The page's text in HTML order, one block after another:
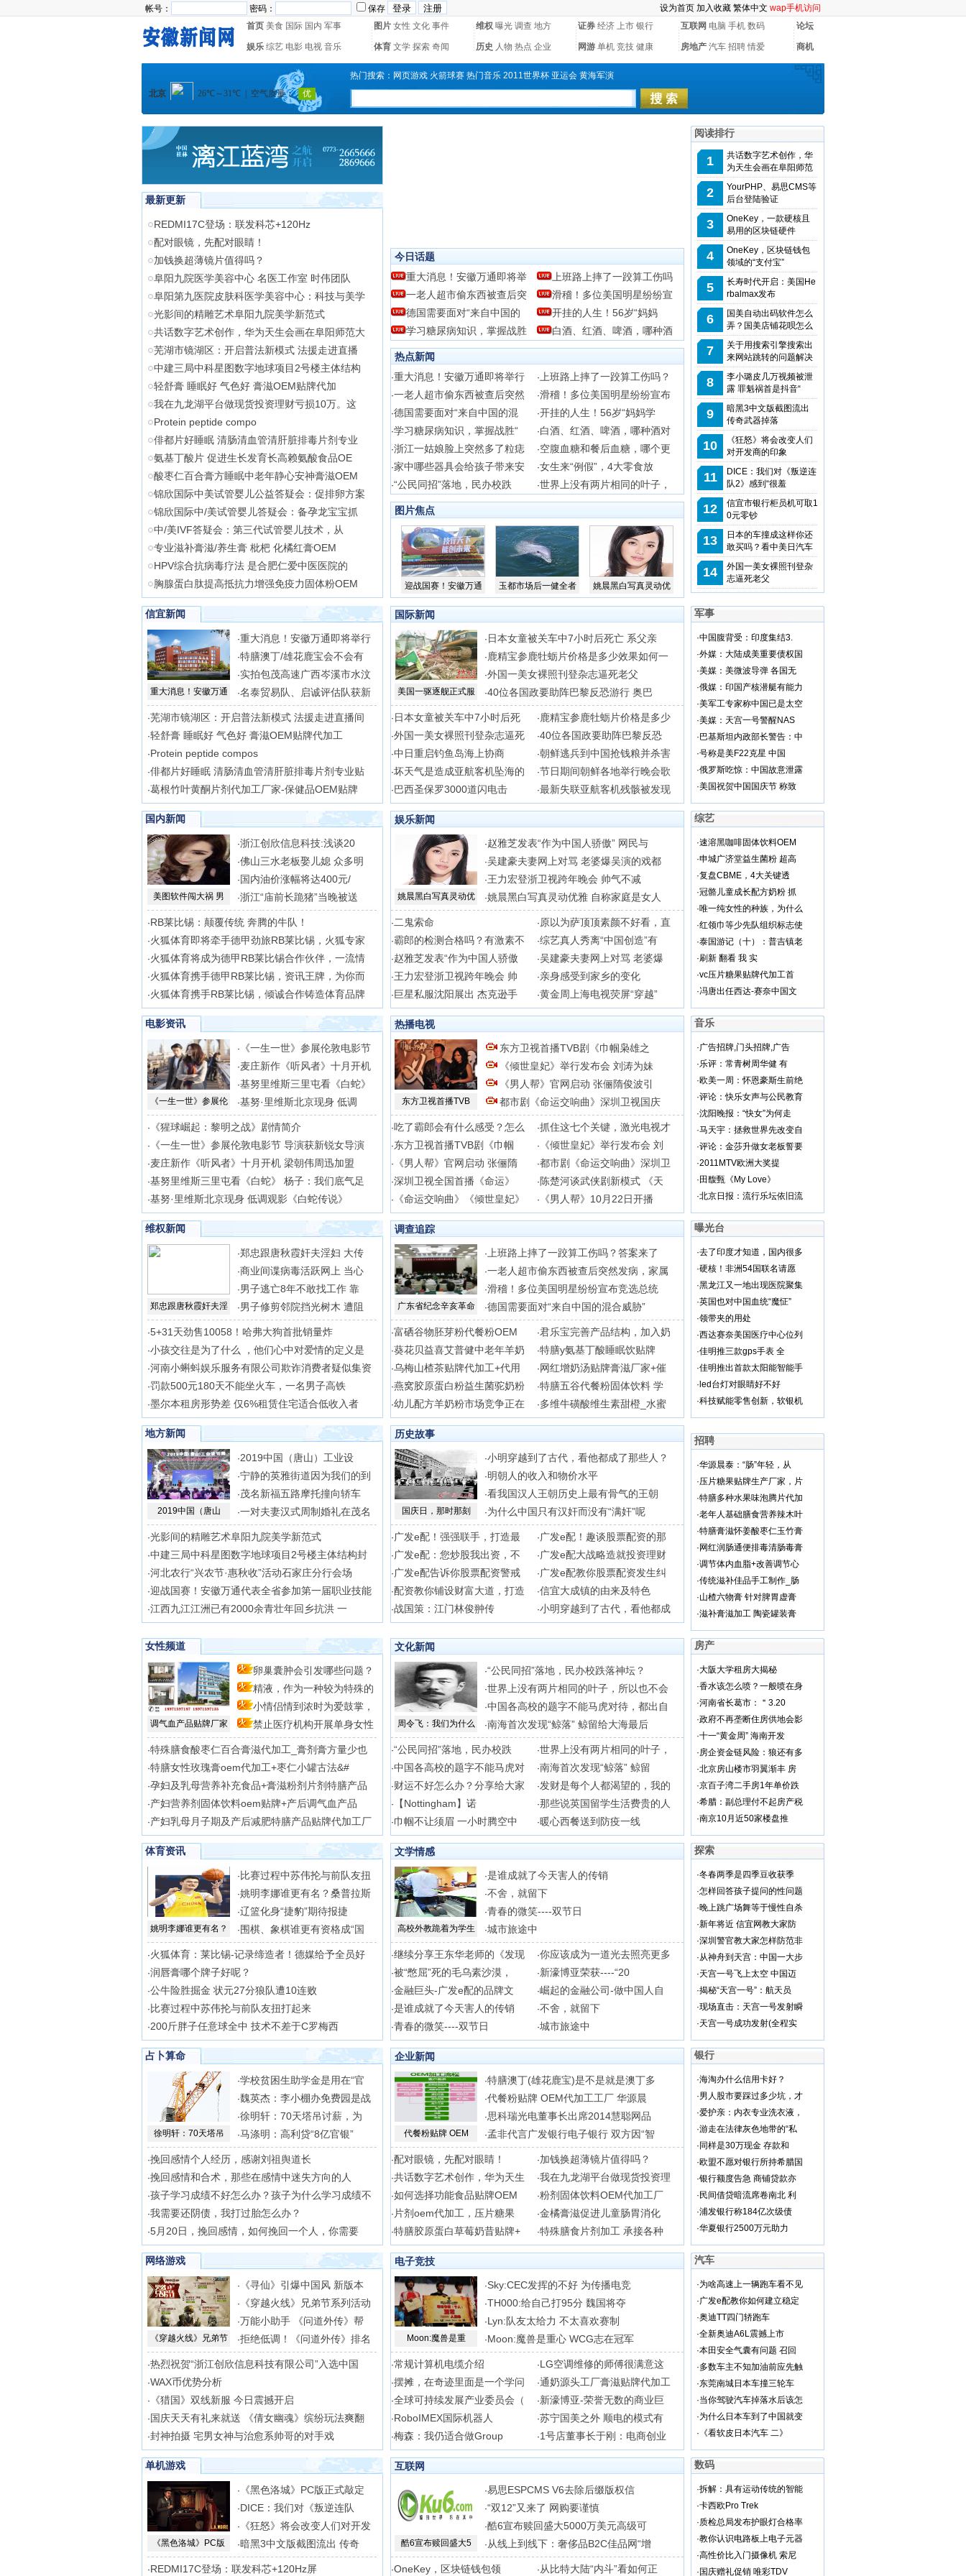
帐号： 密码： 保存 设为首页 加入收藏 繁体中文 wap手机访问
首页 美食 国际 国内 军事 图片 女性 文化 事件 维权 曝光 调查 地方 证券 经济 上市 银行 互联网 电脑 手机 数码 论坛
娱乐 综艺 电影 电视 音乐 体育 文学 探索 奇闻 历史 人物 热点 企业 网游 单机 竞技 健康 房地产 汽车 招聘 情爱 商机
热门搜索： 网页游戏 火箭球赛 热门音乐 2011世界杯 亚运会 黄海军演
最新更新
REDMI17C登场：联发科芯+120Hz
配对眼镜，先配对眼睛！
加钱换超薄镜片值得吗？
阜阳九院医学美容中心 名医工作室 时伟团队
阜阳第九医院皮肤科医学美容中心：科技与美学
光影间的精雕艺术阜阳九院美学新范式
共话数字艺术创作，华为天生会画在阜阳师范大
芜湖市镜湖区：开启普法新模式 法援走进直播
中建三局中科星图数字地球项目2号楼主体结构
轻舒膏 睡眠好 气色好 膏滋OEM贴牌代加
我在九龙湖平台做现货投资理财亏损10万。这
Protein peptide compo
俳都片好睡眠 清肠清血管清肝脏排毒片剂专业
氨基丁酸片 促进生长发育长高赖氨酸食品OE
酸枣仁百合膏方睡眠中老年静心安神膏滋OEM
锦欣国际中美试管婴儿公益答疑会：促排卵方案
锦欣国际中/美试管婴儿答疑会：备孕龙宝宝抓
中/美IVF答疑会：第三代试管婴儿技术，从
专业滋补膏滋/养生膏 枇杷 化橘红膏OEM
HPV综合抗病毒疗法 是合肥仁爱中医医院的
胸腺蛋白肽提高抵抗力增强免疫力固体粉OEM
今日话题
重大消息！安徽万通即将举
上班路上摔了一跤算工伤吗
一老人超市偷东西被查后突
滑稽！多位美国明星纷纷宣
德国需要面对“来自中国的
开挂的人生！56岁“妈妈
学习糖尿病知识，掌握战胜
白酒、红酒、啤酒，哪种酒
热点新闻
·重大消息！安徽万通即将举行 · 上班路上摔了一跤算工伤吗？
·一老人超市偷东西被查后突然 ·滑稽！多位美国明星纷纷宣布
·德国需要面对“来自中国的混 ·开挂的人生！56岁“妈妈学
·学习糖尿病知识，掌握战胜“ ·白酒、红酒、啤酒，哪种酒对
·浙江一姑娘脸上突然多了粒痣 ·空腹血糖和餐后血糖，哪个更
·家中哪些器具会给孩子带来安 ·女生来“例假”，4大零食放
·“公民同招”落地，民办校跌 ·世界上没有两片相同的叶子，
图片焦点
迎战国赛！安徽万通 玉都市场后一健全者 姚晨黑白写真灵动优
阅读排行
1
共话数字艺术创作，华
为天生会画在阜阳师范
2
YourPHP、易思CMS等
后台登陆验证
3
OneKey，一款硬核且
易用的区块链硬件
4
OneKey，区块链钱包
领域的“支付宝”
5
长寿时代开启：美国He
rbalmax发布
6
国美自动出码软件怎么
弄？国美店铺花呗怎么
7
关于用搜索引擎搜索出
来网站跳转的问题解决
8
李小璐皮几万视频被泄
露 罪魁祸首是抖音“
9
暗黑3中文版截图流出
传奇武器掉落
10
《狂怒》将会改变人们
对开发商的印象
11
DICE：我们对《叛逆连
队2》感到“很羞
12
信宜市银行柜员机可取1
0元零钞
13
日本的车撞成这样你还
敢买吗？看中美日汽车
14
外国一美女裸照刊登杂
志逼死老父
信宜新闻
重大消息！安徽万通
·重大消息！安徽万通即将举行
·特膳澳丁/雄花鹿宝会不会有
·实拍包茂高速广西岑溪市水汶
·名泰贸易队、启诚评估队获新
·芜湖市镜湖区：开启普法新模式 法援走进直播间
·轻舒膏 睡眠好 气色好 膏滋OEM贴牌代加工
·Protein peptide compos
·俳都片好睡眠 清肠清血管清肝脏排毒片剂专业贴
·葛根竹叶黄酮片剂代加工厂家-保健品OEM贴牌
国际新闻
美国一驱逐舰正式服
· 日本女童被关车中7小时后死亡 系父亲
· 鹿精宝参鹿牡蛎片价格是多少效果如何一
·外国一美女裸照刊登杂志逼死老父
·40位各国政要助阵巴黎反恐游行 奥巴
· 日本女童被关车中7小时后死 · 鹿精宝参鹿牡蛎片价格是多少
·外国一美女裸照刊登杂志逼死 ·40位各国政要助阵巴黎反恐
·中日重启钓鱼岛海上协商 ·朝鲜逃兵到中国抢钱粮并杀害
·坏天气是造成亚航客机坠海的 ·节日期间朝鲜各地举行晚会歌
·巴西圣保罗3000道闪电击 ·最新失联亚航客机残骸被发现
军事
·中国腹背受：印度集结3.
·外媒：大陆成美重要债权国
·美媒：美微波导弹 各国无
·俄媒：印国产核潜艇有能力
·美军工专家称中国已是太空
·美媒：天宫一号警醒NAS
· 巴基斯坦内政部长警告：中
·号称是美F22克星 中国
·俄罗斯吃惊：中国故意泄露
·美国祝贺中国国庆节 称致
国内新闻
美图软件闯大祸 男
·浙江创欣信息科技:浅谈20
·佛山三水老板娶儿媳 众多明
· 国内油价涨幅将达400元/
·浙江“庙前长跪猪”当晚被送
·RB莱比锡：颠覆传统 奔腾的牛队！
·火狐体育即将牵手德甲劲旅RB莱比锡，火狐专家
·火狐体育将成为德甲RB莱比锡合作伙伴，一流情
·火狐体育携手德甲RB莱比锡，资讯王牌，为你而
·火狐体育携手RB莱比锡，倾诚合作铸造体育品牌
娱乐新闻
姚晨黑白写真灵动优
·赵雅芝发表“作为中国人骄傲” 网民与
·吴建豪夫妻网上对骂 老婆爆吴演的戏都
·王力宏登浙卫视跨年晚会 帅气不减
·姚晨黑白写真灵动优雅 自称家庭是女人
· 二鬼索命 · 原以为萨顶顶素颜不好看，直
·霸郎的检测合格吗？有激素不 ·综艺真人秀离“中国创造”有
·赵雅芝发表“作为中国人骄傲 ·吴建豪夫妻网上对骂 老婆爆
·王力宏登浙卫视跨年晚会 帅 ·亲身感受到家乡的变化
·巨星私服沈阳展出 杰克逊手 ·黄金周上海电视荧屏“穿越”
综艺
·速溶黑咖啡固体饮料OEM
·申城广济堂益生菌粉 超高
·复盘CBME，4大关键透
·冠骼儿童成长配方奶粉 抓
·唯一纯女性的种族，为什么
·红领巾等少先队组织标志使
·泰国游记（十）：普吉镇老
·刷新 翻看 我 实
·vc压片糖果贴牌代加工首
·冯唐出任西达-赛奈中国文
电影资讯
《一生一世》参展伦
· 《一生一世》参展伦敦电影节
·麦庄新作《听风者》十月开机
·基努里维斯三里屯看《白蛇》
·基努·里维斯北京现身 低调
· 《猩球崛起：黎明之战》剧情简介
· 《一生一世》参展伦敦电影节 导演获新锐女导演
·麦庄新作《听风者》十月开机 梁朝伟周迅加盟
·基努里维斯三里屯看《白蛇》 杨子：我们底气足
·基努·里维斯北京现身 低调观影《白蛇传说》
热播电视
东方卫视首播TVB
东方卫视首播TVB剧《巾帼枭雄之
《倾世皇妃》举行发布会 刘涛为妹
《男人帮》官网启动 张俪隋俊波引
都市剧《命运交响曲》深圳卫视国庆
·吃了霸郎会有什么感受？怎么 ·抓住这七个关键，激光电视才
·东方卫视首播TVB剧《巾帼 · 《倾世皇妃》举行发布会 刘
· 《男人帮》官网启动 张俪隋 ·都市剧《命运交响曲》深圳卫
·深圳卫视全国首播《命运》 · 陈楚河谈武侠剧新模式 《天
· 《命运交响曲》《倾世皇妃》 · 《男人帮》10月22日开播
音乐
·广告招牌,门头招牌,广告
·乐评：常青树周华健 有
·欧美一周：怀恩豪斯生前绝
·评论：快乐女声与公民教育
·沈阳晚报：“快女”为何走
·马天宇：拯救世界先改变自
·评论：金莎升做女老板誓要
·2011MTV欧洲大奖提
· 田馥甄《My Love》
·北京日报：流行乐坛依旧流
维权新闻
郑忠跟唐秋霞奸夫淫
·郑忠跟唐秋霞奸夫淫妇 大传
·商业间谍病毒活跃网上 当心
·男子逃亡8年不敢找工作 靠
·男子修剪邻院挡光树木 遭阻
·5+31天劲售10058！哈弗大狗首批销量炸
·小孩交往是为了什么 ，他们心中对爱情的定义是
·河南小蝌蚪娱乐服务有限公司欺诈消费者疑似集资
·罚款500元180天不能坐火车，一名男子高铁
·墨尔本租房形势差 仅6%租赁住宅适合低收入者
调查追踪
广东省纪念辛亥革命
· 上班路上摔了一跤算工伤吗？答案来了
·一老人超市偷东西被查后突然发病，家属
·滑稽！多位美国明星纷纷宣布竞选总统
·德国需要面对“来自中国的混合威胁”
·富硒谷物胚芽粉代餐粉OEM ·君乐宝完善产品结构，加入奶
·葵花贝益喜艾普健中老年羊奶 ·特膳y氨基丁酸睡眠饮贴牌
·乌梅山楂茶贴牌代加工+代用 ·网红增奶汤贴牌膏滋厂家+催
·燕窝胶原蛋白粉益生菌驼奶粉 ·特膳五谷代餐粉固体饮料 学
·幼儿配方羊奶粉市场竞争正在 ·多维牛磺酸维生素甜橙_水蜜
曝光台
·去了印度才知道，国内很多
·硬核！非洲54国联名请愿
·黑龙江又一地出现医院聚集
·英国也对中国血统“魔怔”
·领带夹的用处
·西达赛奈美国医疗中心位列
·佳明推三款gps手表 全
·佳明推出首款太阳能智能手
· led台灯对眼睛好不好
·科技赋能零售创新，软银机
地方新闻
2019中国（唐山
·2019中国（唐山）工业设
·宁静的英雅街道因为我们的到
·茂名新福五路摩托撞向轿车
·一对夫妻汉式周制婚礼在茂名
·光影间的精雕艺术阜阳九院美学新范式
·中建三局中科星图数字地球项目2号楼主体结构封
·河北农行“兴农节·惠秋收”活动石家庄分行会场
·迎战国赛！安徽万通代表全省参加第一届职业技能
·江西九江江洲已有2000余青壮年回乡抗洪 一
历史故事
国庆日，那时那刻
·小明穿越到了古代，看他都成了那些人？
·明朝人的收入和物价水平
·看我国汉人王朝历史上最有骨气的王朝
·为什么中国只有汉奸而没有“满奸”呢
· 广发e配！强强联手，打造最 · 广发e配！趣谈股票配资的那
· 广发e配：您炒股我出资，不 · 广发e配大战略造就投资理财
· 广发e配告诉你股票配资警戒 · 广发e配教你股票配资发生纠
·配资教你铺设财富大道，打造 ·信宜大成镇的由来及特色
·战国策：江门林俊翀传 ·小明穿越到了古代，看他都成
招聘
·华源晨泰：“肠”年轻，从
·压片糖果贴牌生产厂家，片
·特膳多种水果味泡腾片代加
·老年人基础膳食营养辣木叶
·特膳膏滋怀姜酸枣仁玉竹膏
· 网红润肠通便排毒清肠毒膏
·调节体内血脂+改善调节心
·传统滋补佳品手工制作_肠
·山楂六物膏 针对脾胃虚膏
·滋补膏滋加工 陶瓷罐装膏
女性频道
调气血产品贴牌厂家
卵巢囊肿会引发哪些问题？
自 精液，作为一种较为特殊的
体 小情侣情到浓时为爱鼓掌，
时 禁止医疗机构开展单身女性
冻
·特殊膳食酸枣仁百合膏滋代加工_膏剂膏方量少也
·特膳女性玫瑰膏oem代加工+枣仁小罐古法&#
·孕妇及乳母营养补充食品+膏滋粉剂片剂特膳产品
·产妇营养剂固体饮料oem贴牌+产后调气血产品
·产妇乳母月子期及产后减肥特膳产品贴牌代加工厂
文化新闻
周令飞：我们为什么
·“公民同招”落地，民办校跌落神坛？
·世界上没有两片相同的叶子，所以也不会
·中国各高校的题字不能马虎对待，都出自
·南海首次发现“鲸落” 鲸留给大海最后
·“公民同招”落地，民办校跌 ·世界上没有两片相同的叶子，
·中国各高校的题字不能马虎对 ·南海首次发现“鲸落” 鲸留
·财运不好怎么办？分享给大家 ·发财是每个人都渴望的，我的
· 【Nottingham】诺 ·那些说英国留学生活费贵的人
·巾帼不让须眉 一小时腾空中 ·暖心西餐送到防疫一线
房产
·大阪大学租房大揭秘
·香水该怎么喷？一般喷在身
·河南省长葛市：＂3.20
·政府不再垄断住房供地会影
·十一“黄金周” 海南开发
·房企资金链风险：狼还有多
·北京房山楼市羽翼渐丰 房
·京百子湾二手房1年单价跌
·希腊：副总理付不起房产税
·南京10月近50家楼盘推
体育资讯
姚明李娜谁更有名？
· 比赛过程中苏伟抡与前队友扭
·姚明李娜谁更有名？桑普拉斯
·辽篮化身“捷豹”期待报捷
· 围棋、象棋谁更有资格成“国
·火狐体育：莱比锡-记录缔造者！德媒给予全员好
·润唇膏哪个牌子好呢？
·公牛险胜掘金 状元27分狼队遭10连败
· 比赛过程中苏伟抡与前队友扭打起来
·200斤胖子任意球全中 技术不差于C罗梅西
文学情感
高校外教跪着为学生
·是谁成就了今天害人的传销
·不舍，就留下
·青春的微笑----双节日
·城市旅途中
·继续分享王东华老师的《发现 ·你应该成为一道光去照亮更多
·被“憋屈”死的毛乌素沙漠， ·新濠博亚荣获----“20
·金融巨头-广发e配的品牌文 ·崛起的金融公司-做中国人自
·是谁成就了今天害人的传销 ·不舍，就留下
·青春的微笑----双节日 ·城市旅途中
探索
·冬春两季是四季豆收获季
·怎样回答孩子提问的性问题
·晚上跳广场舞等于慢性自杀
·新年将近 信宜网教大家防
·深圳警官教大家怎样防范非
·从神舟到天宫：中国一大步
·天宫一号飞上太空 中国迈
·揭秘“天宫一号”：航天员
·现场直击：天宫一号发射瞬
·天宫一号成功发射(全程实
占卜算命
徐明轩：70天塔吊
·学校贫困生助学金是用在“官
·魏英杰：李小棚办免费园是战
·徐明轩：70天塔吊讨薪，为
·马涤明：高利贷“8亿官银”
·挽回感情个人经历，感谢刘祖舆道长
·挽回感情和合术，那些在感情中迷失方向的人
·孩子学习成绩不好怎么办？孩子为什么学习成绩不
·我需要还阴债，我打过胎怎么办？
·5月20日，挽回感情，如何挽回一个人，你需要
企业新闻
代餐粉贴牌 OEM
·特膳澳丁(雄花鹿宝)是不是就是澳丁多
·代餐粉贴牌 OEM代加工工厂 华源晨
·思科瑞光电董事长出席2014慧聪网品
·孟非代言广发银行电子银行 双方因“智
·配对眼镜，先配对眼睛！ ·加钱换超薄镜片值得吗？
·共话数字艺术创作，华为天生 ·我在九龙湖平台做现货投资理
·如何选择功能食品贴牌OEM ·粉剂固体饮料OEM代加工厂
· 片剂oem代加工，压片糖果 ·金橘膏滋促进儿童肠胃消化
·特膳胶原蛋白草莓奶昔贴牌+ ·特殊膳食片剂加工 承接各种
银行
·海淘办什么信用卡好？
·男人股市要踩过多少坑，才
·爱护亲：内衣专业洗衣液，
·游走在法律灰色地带的“私
· 同样是30万现金 存款和
·欧盟不愿对银行所持希腊国
·银行额度告急 商铺贷款亦
· 民间借贷暗流席卷南北 利
·浦发银行称184亿次级债
·华夏银行2500万元助力
网络游戏
《穿越火线》兄弟节
· 《寻仙》引爆中国风 新版本
· 《穿越火线》兄弟节系列活动
·万能小助手 《问道外传》帮
·拒绝低调！《问道外传》排名
·热烈祝贺“浙江创欣信息科技有限公司”入选中国
·WAX币优势分析
· 《猎国》双线新服 今日震撼开启
· 国庆天天有礼来就送 《倩女幽魂》缤纷玩法爽翻
·封神拍摄 宅男女神与治愈系帅哥的对手戏
电子竞技
Moon:魔兽是重
·Sky:CEC发挥的不好 为传播电竞
·TH000:给自己打95分 魏国将夺
·Lyn:队友太给力 不太喜欢赛制
·Moon:魔兽是重心 WCG志在冠军
·常规计算机电缆介绍 ·LG空调维修的师傅很满意这
·摆摊，在奇迹里面是一个学问 ·通奶源头工厂膏滋贴牌代加工
·全球可持续发展产业委员会（ ·新濠博亚-荣誉无数的商业巨
·RoboIMEX国际机器人 ·苏宁国美之外 顺电的模式有
·梅森：我仍适合做Group ·1号店董事长于刚：电商创业
汽车
·为啥高速上一辆跑车看不见
·广发e配教你如何建立稳定
·奥迪TT四门轿跑车
·全新奥迪A6L震撼上市
·本田安全气囊有问题 召回
·多数车主不知加油前应先触
·东莞南城日本车撞三轮车
·当你驾驶汽车掉落水后该怎
·为什么日本车到了中国就变
· 《看软皮日本汽车 二》
单机游戏
《黑色洛城》PC版
· 《黑色洛城》PC版正式敲定
·DICE：我们对《叛逆连队
· 《狂怒》将会改变人们对开发
·暗黑3中文版截图流出 传奇
·REDMI17C登场：联发科芯+120Hz屏
互联网
酷6宣布赎回盛大5
·易思ESPCMS V6去除后缀版权信
·“双12”又来了 网购要谨慎
·酷6宣布赎回盛大5000万美元高级可
· 从线上到线下：奢侈品B2C佳品网“增
·OneKey，区块链钱包领 · 从比特大陆“内斗”看如何正
数码
·拆解：具有运动传统的智能
·卡西欧Pro Trek
·质检总局发布护眼灯合格率
·教你认识电路板上电子元器
·高性价比入门摄像机 索尼
· 国庆赠礼促销 唯彩TDV